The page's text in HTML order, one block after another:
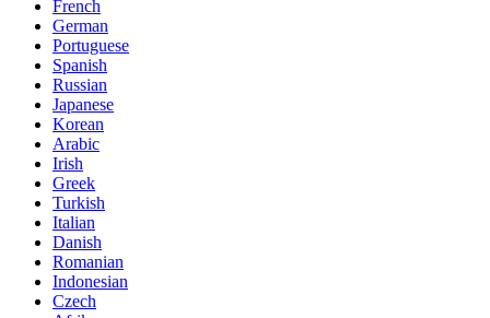
French
German
Portuguese
Spanish
Russian
Japanese
Korean
Arabic
Irish
Greek
Turkish
Italian
Danish
Romanian
Indonesian
Czech